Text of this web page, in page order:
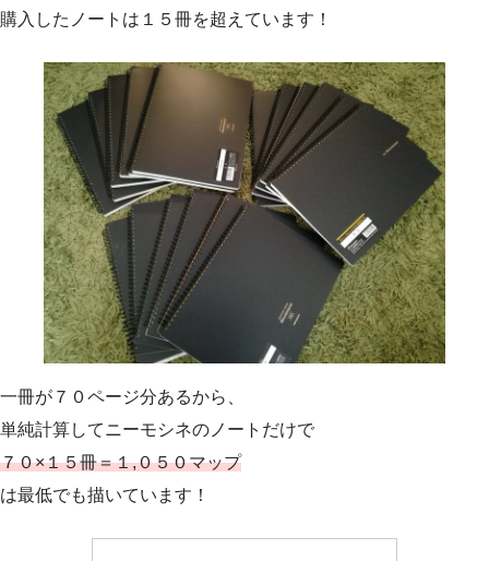
購入したノートは１５冊を超えています！
一冊が７０ページ分あるから、
単純計算してニーモシネのノートだけで
７０×１５冊＝１,０５０マップ
は最低でも描いています！